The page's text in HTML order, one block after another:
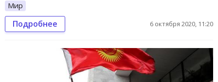
Мир
Подробнее 6 октября 2020, 11:20